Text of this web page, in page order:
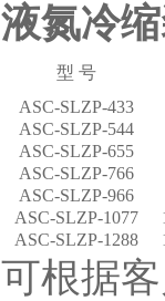
液氮冷
型 号
ASC-SLZP-433
ASC-SLZP-544
ASC-SLZP-655
ASC-SLZP-766
ASC-SLZP-966
ASC-SLZP-1077
ASC-SLZP-1288
可根据